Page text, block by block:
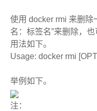
使用 docker rmi 来删除
名：标签名”来删除，也
用法如下。
Usage: docker rmi
举例如下。
注：